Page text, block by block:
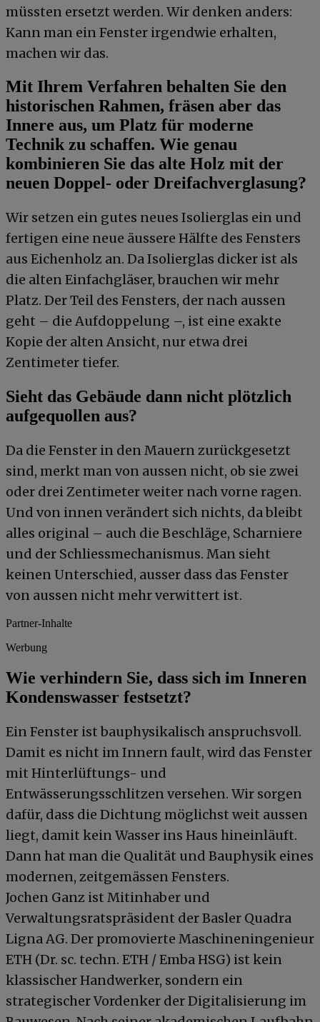
müssten ersetzt werden. Wir denken anders:
Kann man ein Fenster irgendwie erhalten,
machen wir das.
Mit Ihrem Verfahren behalten Sie den
historischen Rahmen, fräsen aber das
Innere aus, um Platz für moderne
Technik zu schaffen. Wie genau
kombinieren Sie das alte Holz mit der
neuen Doppel- oder Dreifachverglasung?
Wir setzen ein gutes neues Isolierglas ein und
fertigen eine neue äussere Hälfte des Fensters
aus Eichenholz an. Da Isolierglas dicker ist als
die alten Einfachgläser, brauchen wir mehr
Platz. Der Teil des Fensters, der nach aussen
geht – die Aufdoppelung –, ist eine exakte
Kopie der alten Ansicht, nur etwa drei
Zentimeter tiefer.
Sieht das Gebäude dann nicht plötzlich
aufgequollen aus?
Da die Fenster in den Mauern zurückgesetzt
sind, merkt man von aussen nicht, ob sie zwei
oder drei Zentimeter weiter nach vorne ragen.
Und von innen verändert sich nichts, da bleibt
alles original – auch die Beschläge, Scharniere
und der Schliessmechanismus. Man sieht
keinen Unterschied, ausser dass das Fenster
von aussen nicht mehr verwittert ist.
Partner-Inhalte
Werbung
Wie verhindern Sie, dass sich im Inneren
Kondenswasser festsetzt?
Ein Fenster ist bauphysikalisch anspruchsvoll.
Damit es nicht im Innern fault, wird das Fenster
mit Hinterlüftungs- und
Entwässerungsschlitzen versehen. Wir sorgen
dafür, dass die Dichtung möglichst weit aussen
liegt, damit kein Wasser ins Haus hineinläuft.
Dann hat man die Qualität und Bauphysik eines
modernen, zeitgemässen Fensters.
Jochen Ganz ist Mitinhaber und
Verwaltungsratspräsident der Basler Quadra
Ligna AG. Der promovierte Maschineningenieur
ETH (Dr. sc. techn. ETH / Emba HSG) ist kein
klassischer Handwerker, sondern ein
strategischer Vordenker der Digitalisierung im